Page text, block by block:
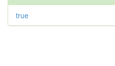
true